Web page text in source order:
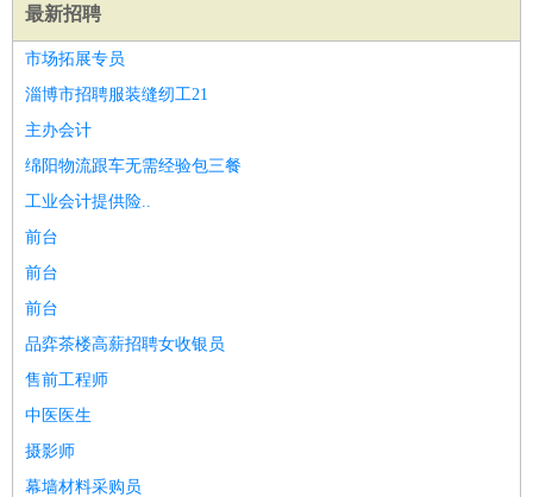
最新招聘
市场拓展专员
淄博市招聘服装缝纫工21
主办会计
绵阳物流跟车无需经验包三餐
工业会计提供险..
前台
前台
前台
品弈茶楼高薪招聘女收银员
售前工程师
中医医生
摄影师
幕墙材料采购员